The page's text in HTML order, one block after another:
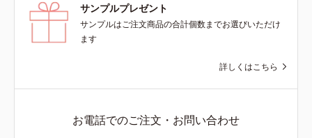
サンプルプレゼント
サンプルはご注文商品の合計個数までお選びいただけ
ます
詳しくはこちら
お電話でのご注文・お問い合わせ